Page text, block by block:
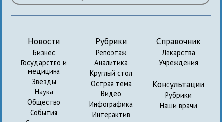
Новости
Бизнес
Государство и
медицина
Звезды
Наука
Общество
События
Рубрики
Репортаж
Аналитика
Круглый стол
Острая тема
Видео
Инфографика
Интерактив
Справочник
Лекарства
Учреждения
Консультации
Рубрики
Наши врачи